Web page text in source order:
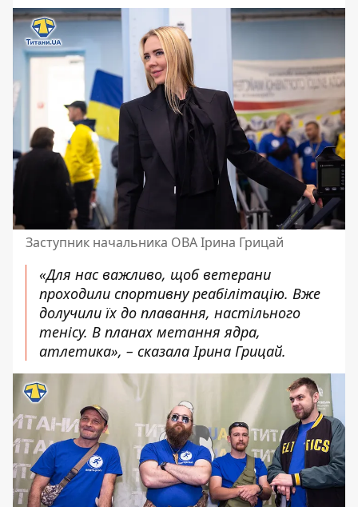
Заступник начальника ОВА Ірина Грицай
«Для нас важливо, щоб ветерани
проходили спортивну реабілітацію. Вже
долучили їх до плавання, настільного
тенісу. В планах метання ядра,
атлетика», – сказала Ірина Грицай.